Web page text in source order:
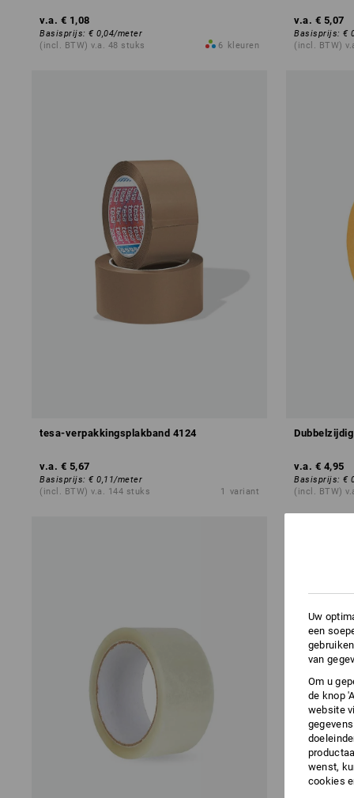
v.a. € 1,08
Basisprijs:€ 0,04/meter
(incl. BTW) v.a. 48 stuks
6 kleuren
v.a. € 5,07
Basisprijs:€
(incl. BTW)
tesa-verpakkingsplakband 4124
v.a. € 5,67
Basisprijs:€ 0,11/meter
(incl. BTW) v.a. 144 stuks
1 variant
v.a. € 4,95
Basisprijs:€
(incl. BTW)
Uw
een
van
Om u
de knop
website
wenst,
cookies